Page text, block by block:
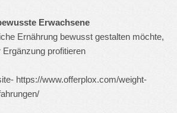
Erwachsene
Ernährung bewusst gestalten möchte,
Ergänzung profitieren
https://www.offerplox.com/weight-